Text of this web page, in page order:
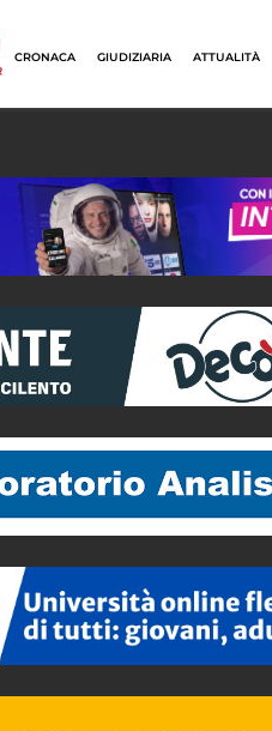
CRONACA GIUDIZIARIA ATTUALITÀ